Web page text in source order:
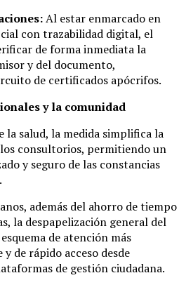
Al estar enmarcado en
con trazabilidad digital, el
de forma inmediata la
y del documento,
de certificados apócrifos.
y la comunidad
la salud, la medida simplifica la
consultorios, permitiendo un
y seguro de las constancias
además del ahorro de tiempo
la despapelización general del
de atención más
de rápido acceso desde
de gestión ciudadana.